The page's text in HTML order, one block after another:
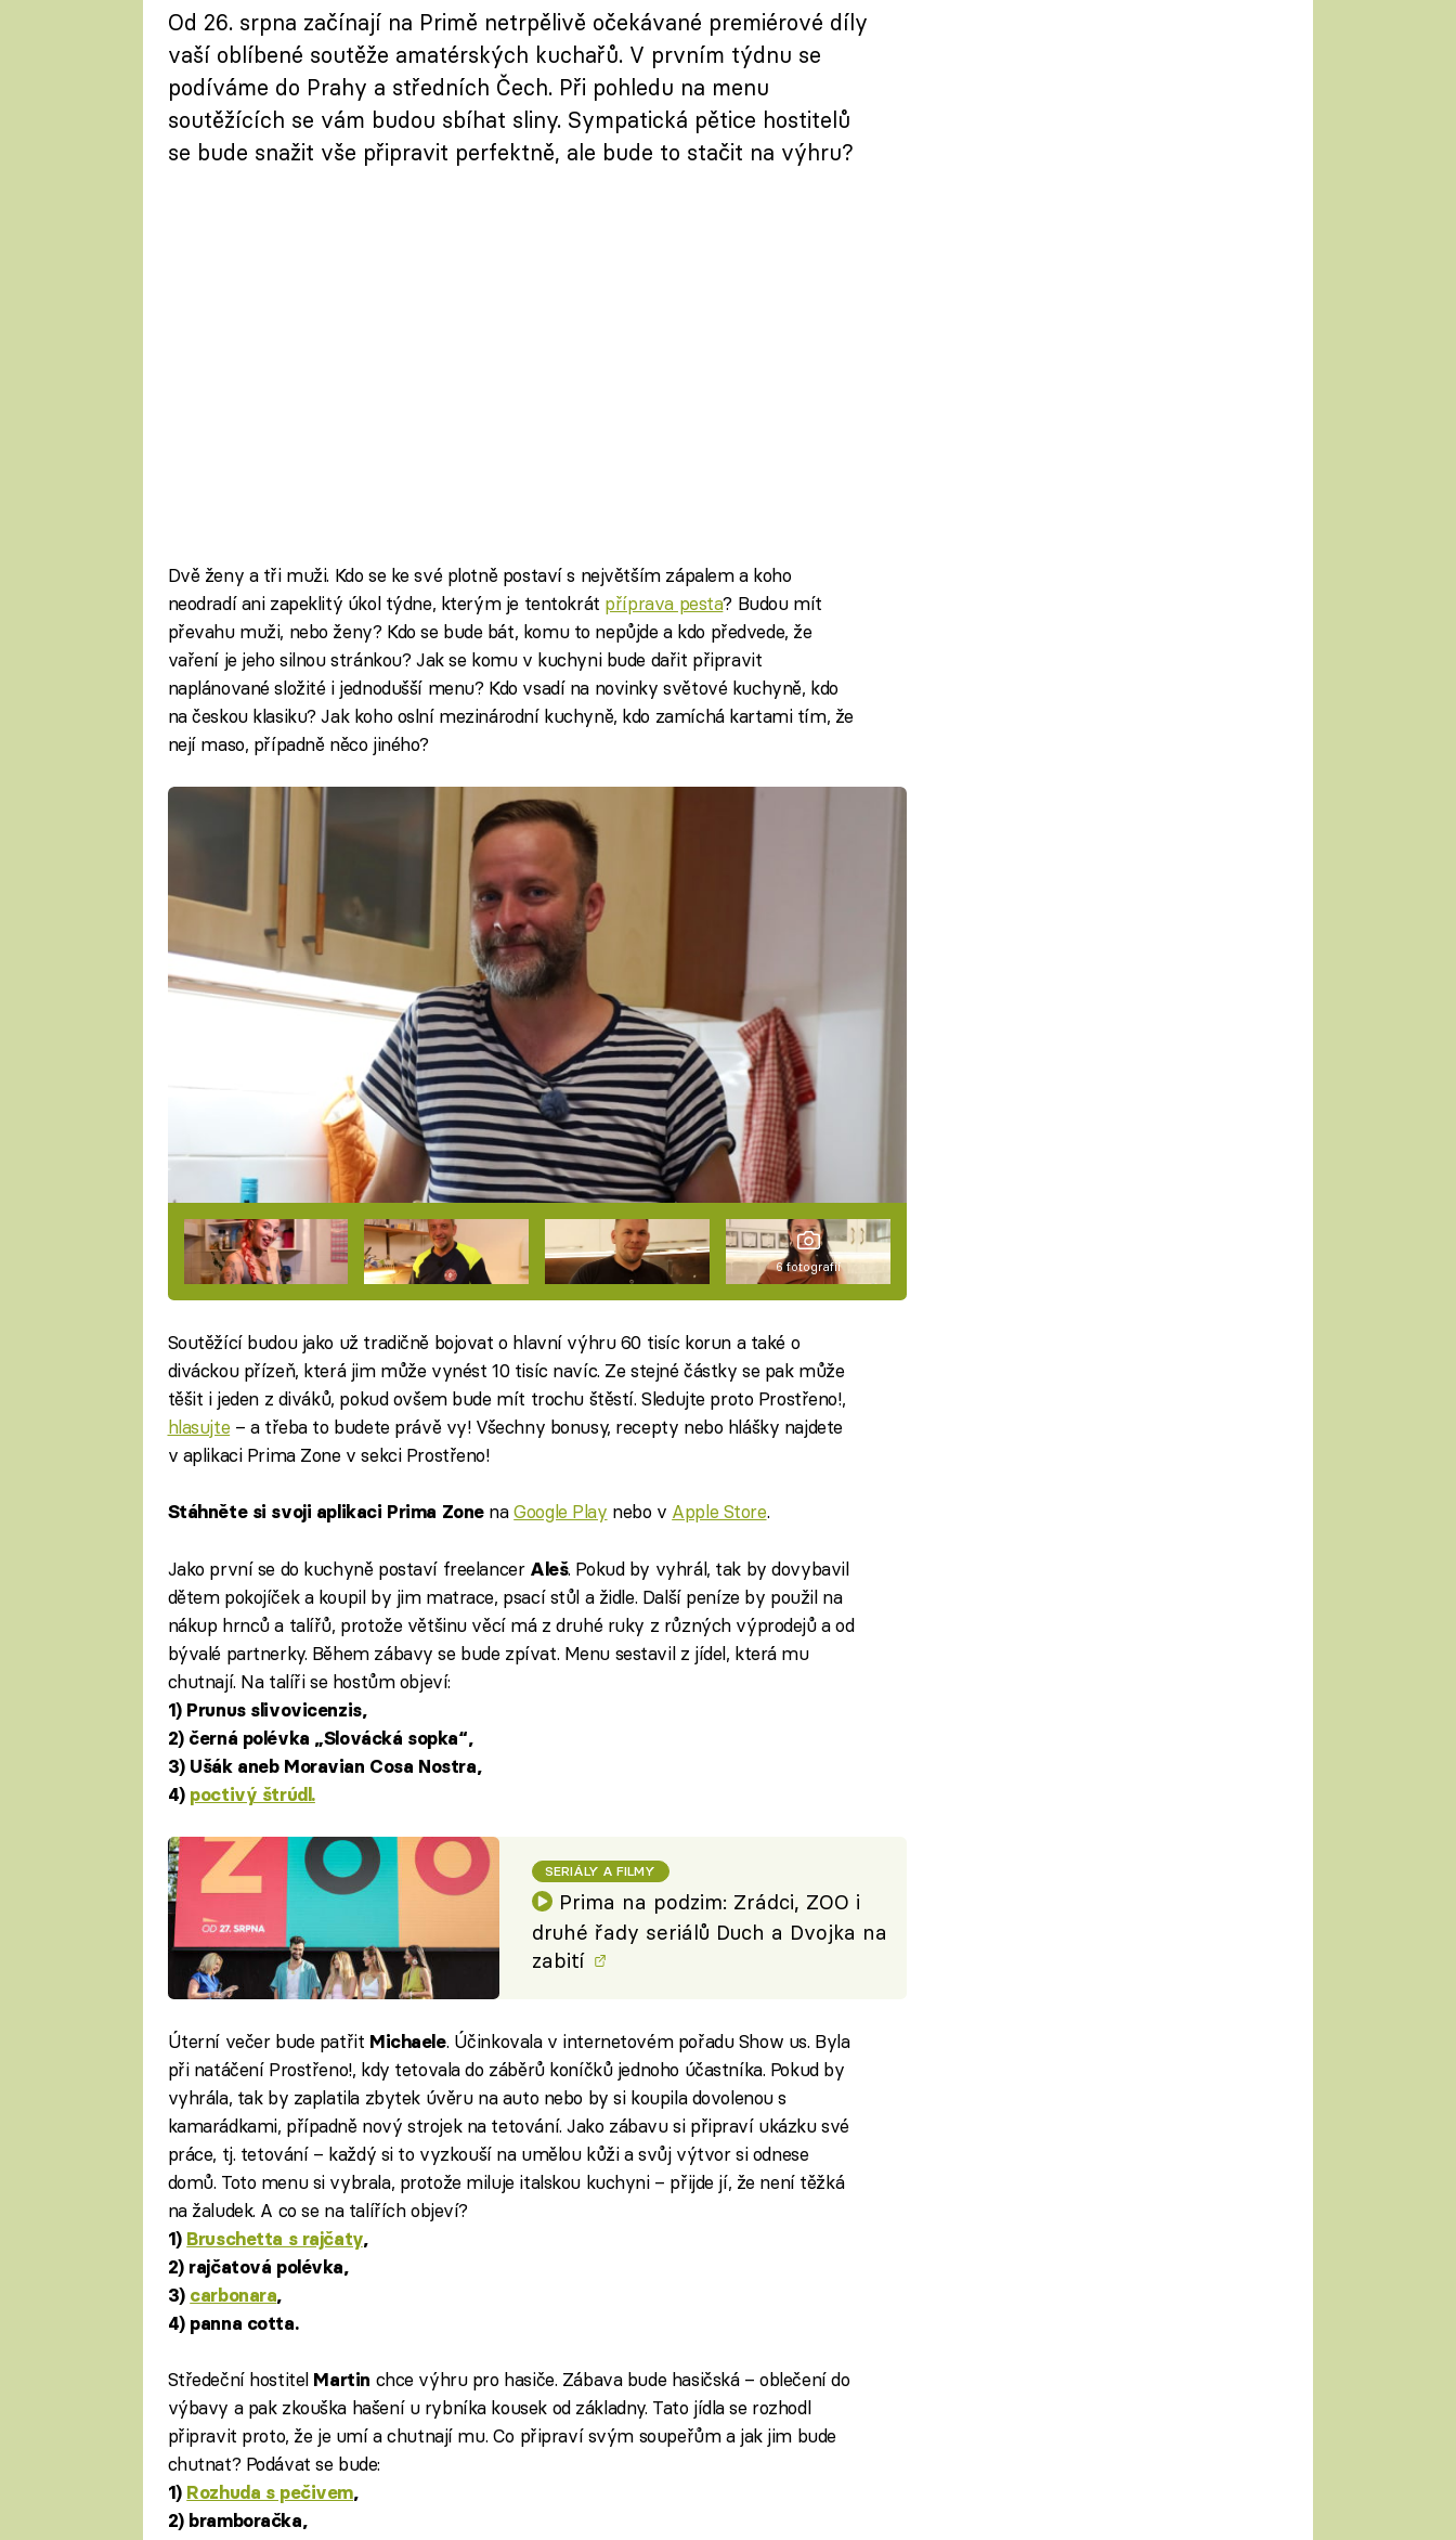
Od 26. srpna začínají na Primě netrpělivě očekávané premiérové díly
vaší oblíbené soutěže amatérských kuchařů. V prvním týdnu se
podíváme do Prahy a středních Čech. Při pohledu na menu
soutěžících se vám budou sbíhat sliny. Sympatická pětice hostitelů
se bude snažit vše připravit perfektně, ale bude to stačit na výhru?
Dvě ženy a tři muži. Kdo se ke své plotně postaví s největším zápalem a koho
neodradí ani zapeklitý úkol týdne, kterým je tentokrát příprava pesta? Budou mít
převahu muži, nebo ženy? Kdo se bude bát, komu to nepůjde a kdo předvede, že
vaření je jeho silnou stránkou? Jak se komu v kuchyni bude dařit připravit
naplánované složité i jednodušší menu? Kdo vsadí na novinky světové kuchyně, kdo
na českou klasiku? Jak koho oslní mezinárodní kuchyně, kdo zamíchá kartami tím, že
nejí maso, případně něco jiného?
6 fotografií
Soutěžící budou jako už tradičně bojovat o hlavní výhru 60 tisíc korun a také o
diváckou přízeň, která jim může vynést 10 tisíc navíc. Ze stejné částky se pak může
těšit i jeden z diváků, pokud ovšem bude mít trochu štěstí. Sledujte proto Prostřeno!,
hlasujte– a třeba to budete právě vy! Všechny bonusy, recepty nebo hlášky najdete
v aplikaci Prima Zone v sekci Prostřeno!
Stáhněte si svoji aplikaci Prima Zone naGoogle Play nebo v Apple Store.
Jako první se do kuchyně postaví freelancer Aleš. Pokud by vyhrál, tak by dovybavil
dětem pokojíček a koupil by jim matrace, psací stůl a židle. Další peníze by použil na
nákup hrnců a talířů, protože většinu věcí má z druhé ruky z různých výprodejů a od
bývalé partnerky. Během zábavy se bude zpívat. Menu sestavil z jídel, která mu
chutnají. Na talíři se hostům objeví:
1) Prunus slivovicenzis,
2) černá polévka „Slovácká sopka“,
3) Ušák aneb Moravian Cosa Nostra,
4) poctivý štrúdl.
SERIÁLY A FILMY
Prima na podzim: Zrádci, ZOO i
druhé řady seriálů Duch a Dvojka na
zabití
Úterní večer bude patřit Michaele. Účinkovala v internetovém pořadu Show us. Byla
při natáčení Prostřeno!, kdy tetovala do záběrů koníčků jednoho účastníka. Pokud by
vyhrála, tak by zaplatila zbytek úvěru na auto nebo by si koupila dovolenou s
kamarádkami, případně nový strojek na tetování. Jako zábavu si připraví ukázku své
práce, tj. tetování – každý si to vyzkouší na umělou kůži a svůj výtvor si odnese
domů. Toto menu si vybrala, protože miluje italskou kuchyni – přijde jí, že není těžká
na žaludek. A co se na talířích objeví?
1) Bruschetta s rajčaty,
2) rajčatová polévka,
3) carbonara,
4) panna cotta.
Středeční hostitel Martin chce výhru pro hasiče. Zábava bude hasičská – oblečení do
výbavy a pak zkouška hašení u rybníka kousek od základny. Tato jídla se rozhodl
připravit proto, že je umí a chutnají mu. Co připraví svým soupeřům a jak jim bude
chutnat? Podávat se bude:
1) Rozhuda s pečivem,
2) bramboračka,